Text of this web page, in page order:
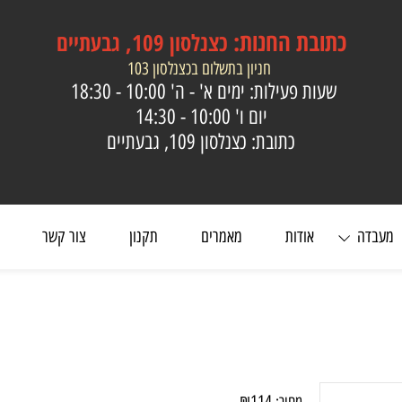
כתובתהחנות:כצנלסון 109, גבעתיים
חניון בתשלום בכצנלסון 103
שעות פעילות: ימים א' - ה' 10:00 - 18:30
יום ו'10:00 - 14:30
כתובת: כצנלסון 109, גבעתיים
אודות מאמרים תקנון צור קשר